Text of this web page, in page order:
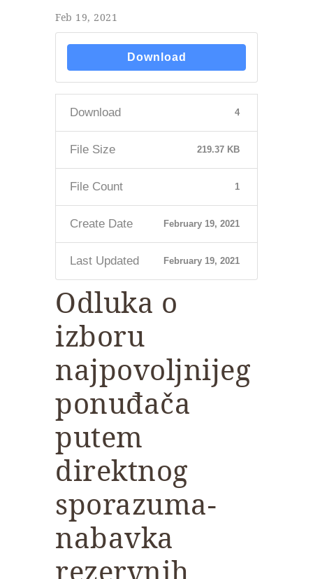
Feb 19, 2021
Download
Download 4
File Size 219.37 KB
File Count 1
Create Date February 19, 2021
Last Updated February 19, 2021
Odluka o
izboru
najpovoljnijeg
ponuđača
putem
direktnog
sporazuma-
nabavka
rezervnih